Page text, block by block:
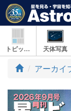
トピックス 天体写真
アーカイ